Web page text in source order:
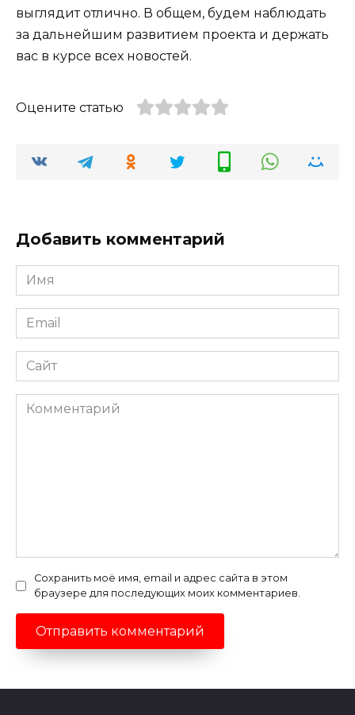
выглядит отлично. В общем, будем наблюдать
за дальнейшим развитием проекта и держать
вас в курсе всех новостей.
Оцените статью
Добавить комментарий
Имя
*
Email
*
Сайт
Комментарий
Сохранить моё имя, email и адрес сайта в этом
браузере для последующих моих комментариев.